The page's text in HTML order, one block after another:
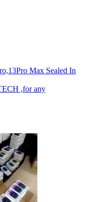
Max Sealed In
,for any